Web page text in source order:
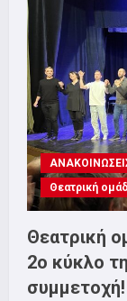
Θεατρική
Θεατρική
2ο κύκλο
συμμετοχή!